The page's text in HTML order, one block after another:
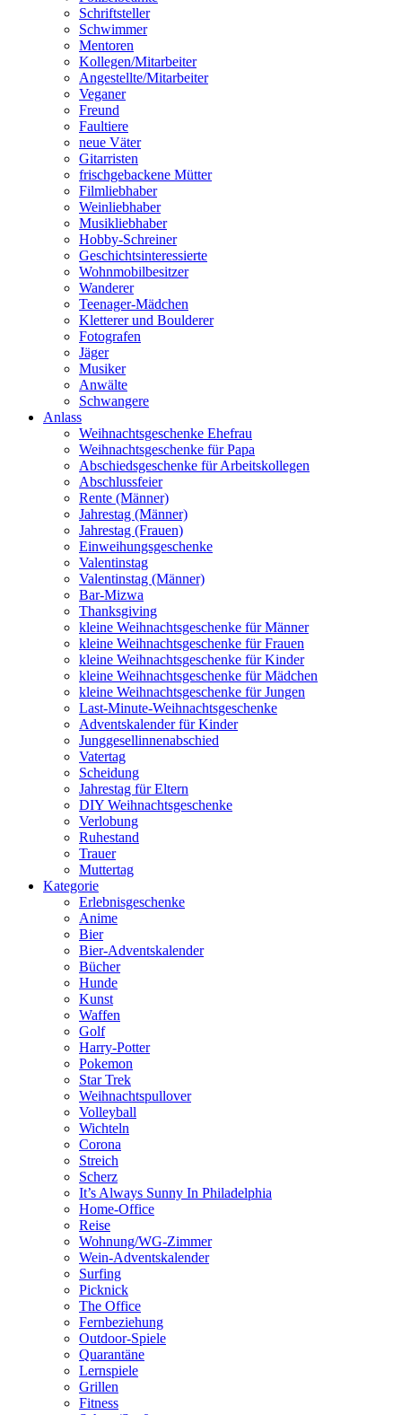
Schriftsteller
Schwimmer
Mentoren
Kollegen/Mitarbeiter
Angestellte/Mitarbeiter
Veganer
Freund
Faultiere
neue Väter
Gitarristen
frischgebackene Mütter
Filmliebhaber
Weinliebhaber
Musikliebhaber
Hobby-Schreiner
Geschichtsinteressierte
Wohnmobilbesitzer
Wanderer
Teenager-Mädchen
Kletterer und Boulderer
Fotografen
Jäger
Musiker
Anwälte
Schwangere
Anlass
Weihnachtsgeschenke Ehefrau
Weihnachtsgeschenke für Papa
Abschiedsgeschenke für Arbeitskollegen
Abschlussfeier
Rente (Männer)
Jahrestag (Männer)
Jahrestag (Frauen)
Einweihungsgeschenke
Valentinstag
Valentinstag (Männer)
Bar-Mizwa
Thanksgiving
kleine Weihnachtsgeschenke für Männer
kleine Weihnachtsgeschenke für Frauen
kleine Weihnachtsgeschenke für Kinder
kleine Weihnachtsgeschenke für Mädchen
kleine Weihnachtsgeschenke für Jungen
Last-Minute-Weihnachtsgeschenke
Adventskalender für Kinder
Junggesellinnenabschied
Vatertag
Scheidung
Jahrestag für Eltern
DIY Weihnachtsgeschenke
Verlobung
Ruhestand
Trauer
Muttertag
Kategorie
Erlebnisgeschenke
Anime
Bier
Bier-Adventskalender
Bücher
Hunde
Kunst
Waffen
Golf
Harry-Potter
Pokemon
Star Trek
Weihnachtspullover
Volleyball
Wichteln
Corona
Streich
Scherz
It’s Always Sunny In Philadelphia
Home-Office
Reise
Wohnung/WG-Zimmer
Wein-Adventskalender
Surfing
Picknick
The Office
Fernbeziehung
Outdoor-Spiele
Quarantäne
Lernspiele
Grillen
Fitness